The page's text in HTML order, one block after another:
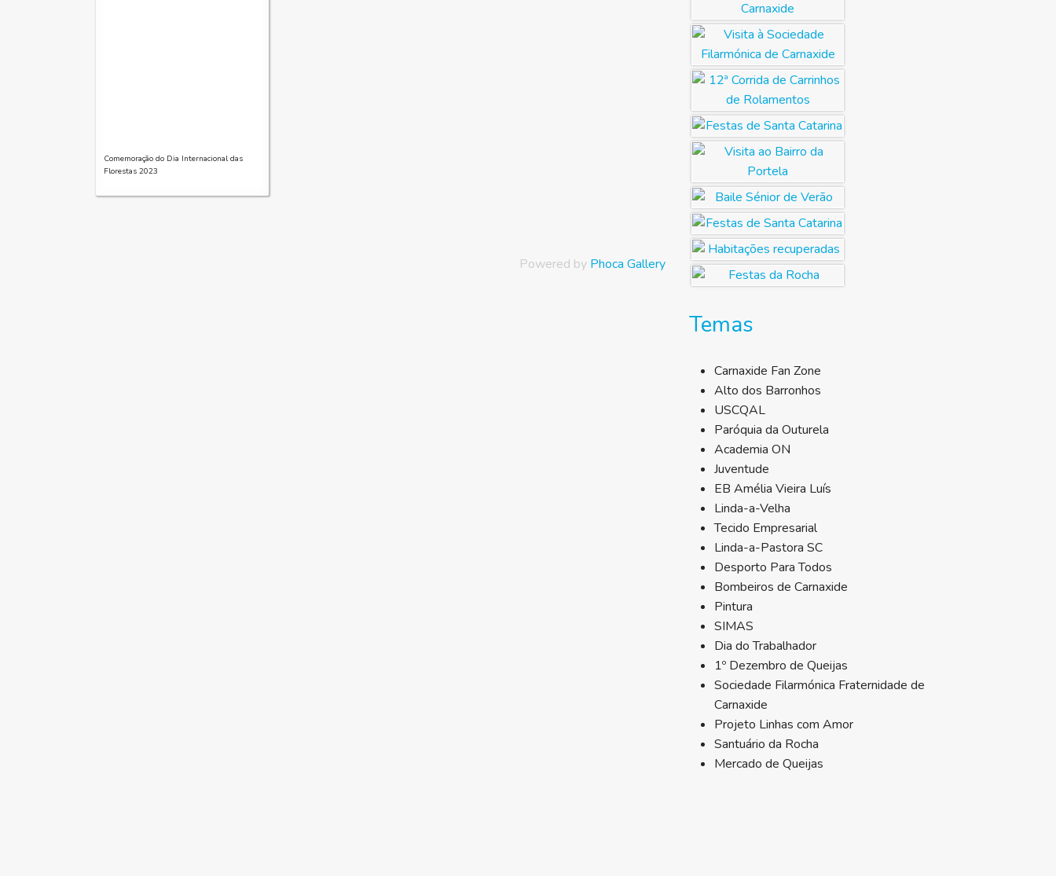
Comemoração do Dia Internacional das
Florestas 2023
Powered by Phoca Gallery
Temas
Carnaxide Fan Zone
Alto dos Barronhos
USCQAL
Paróquia da Outurela
Academia ON
Juventude
EB Amélia Vieira Luís
Linda-a-Velha
Tecido Empresarial
Linda-a-Pastora SC
Desporto Para Todos
Bombeiros de Carnaxide
Pintura
SIMAS
Dia do Trabalhador
1º Dezembro de Queijas
Sociedade Filarmónica Fraternidade de
Carnaxide
Projeto Linhas com Amor
Santuário da Rocha
Mercado de Queijas